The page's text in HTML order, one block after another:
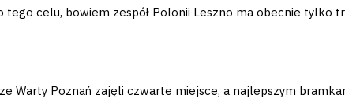
celu, bowiem zespół Polonii Leszno ma obecnie tylko
Warty Poznań zajęli czwarte miejsce, a najlepszym